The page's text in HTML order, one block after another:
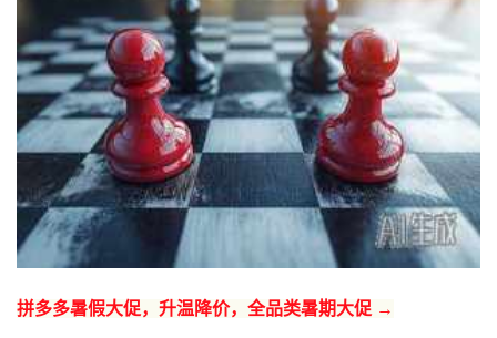
拼多多暑假大促，升温降价，全品类暑期大促 →